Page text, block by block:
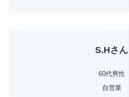
S.Hさん
60代男性
自営業